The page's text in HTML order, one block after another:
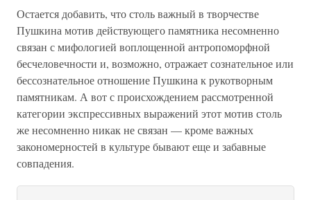
Остается добавить, что столь важный в творчестве
Пушкина мотив действующего памятника несомненно
связан с мифологией воплощенной антропоморфной
бесчеловечности и, возможно, отражает сознательное или
бессознательное отношение Пушкина к рукотворным
памятникам. А вот с происхождением рассмотренной
категории экспрессивных выражений этот мотив столь
же несомненно никак не связан — кроме важных
закономерностей в культуре бывают еще и забавные
совпадения.